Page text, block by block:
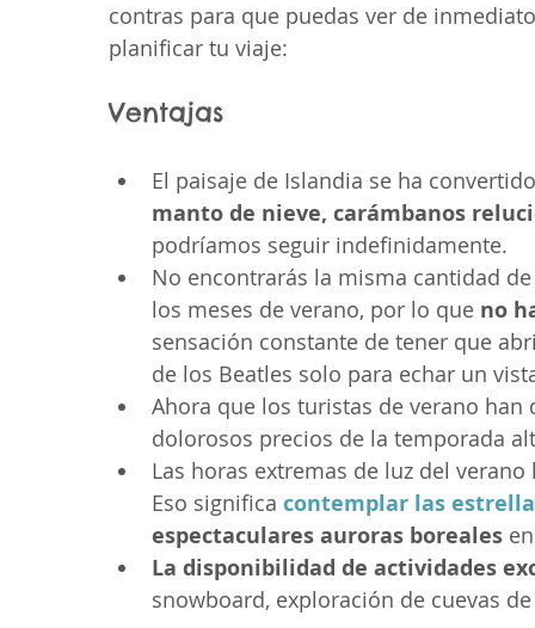
contras para que puedas ver de
planificar tu viaje:
Ventajas
El paisaje de Islandia se ha
manto de nieve, carámbanos
podríamos seguir indefinidamente.
No encontrarás la misma cantidad
los meses de verano, por lo que no
sensación constante de tener que
de los Beatles solo para echar un
Ahora que los turistas de verano
dolorosos precios de la temporada
Las horas extremas de luz del
Eso significa contemplar las
espectaculares auroras boreales
La disponibilidad de actividades
snowboard, exploración de cuevas